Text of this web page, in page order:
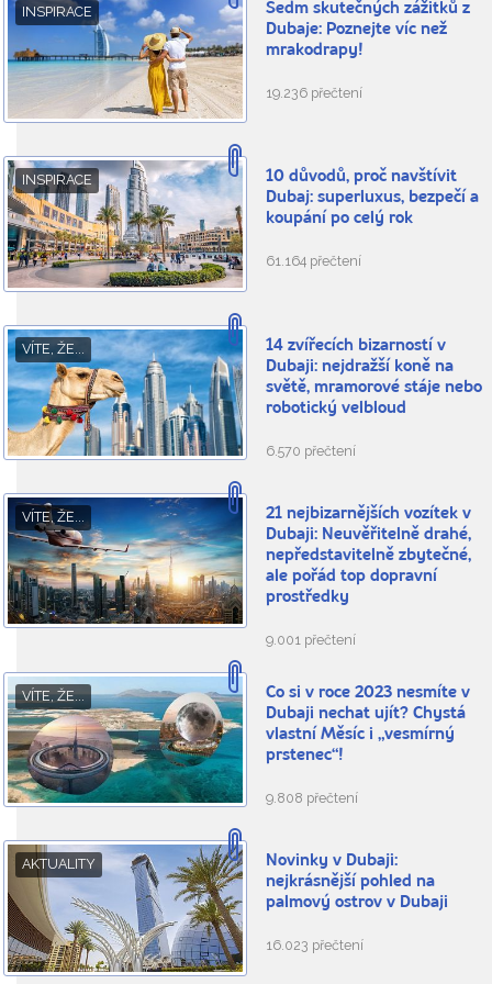
INSPIRACE
Sedm skutečných zážitků z
Dubaje: Poznejte víc než
mrakodrapy!
19.236 přečtení
INSPIRACE
10 důvodů, proč navštívit
Dubaj: superluxus, bezpečí a
koupání po celý rok
61.164 přečtení
VÍTE, ŽE...
14 zvířecích bizarností v
Dubaji: nejdražší koně na
světě, mramorové stáje nebo
robotický velbloud
6.570 přečtení
VÍTE, ŽE...
21 nejbizarnějších vozítek v
Dubaji: Neuvěřitelně drahé,
nepředstavitelně zbytečné,
ale pořád top dopravní
prostředky
9.001 přečtení
VÍTE, ŽE...
Co si v roce 2023 nesmíte v
Dubaji nechat ujít? Chystá
vlastní Měsíc i „vesmírný
prstenec“!
9.808 přečtení
AKTUALITY
Novinky v Dubaji:
nejkrásnější pohled na
palmový ostrov v Dubaji
16.023 přečtení